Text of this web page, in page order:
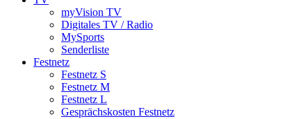
myVision TV
Digitales TV / Radio
MySports
Senderliste
Festnetz
Festnetz S
Festnetz M
Festnetz L
Gesprächskosten Festnetz